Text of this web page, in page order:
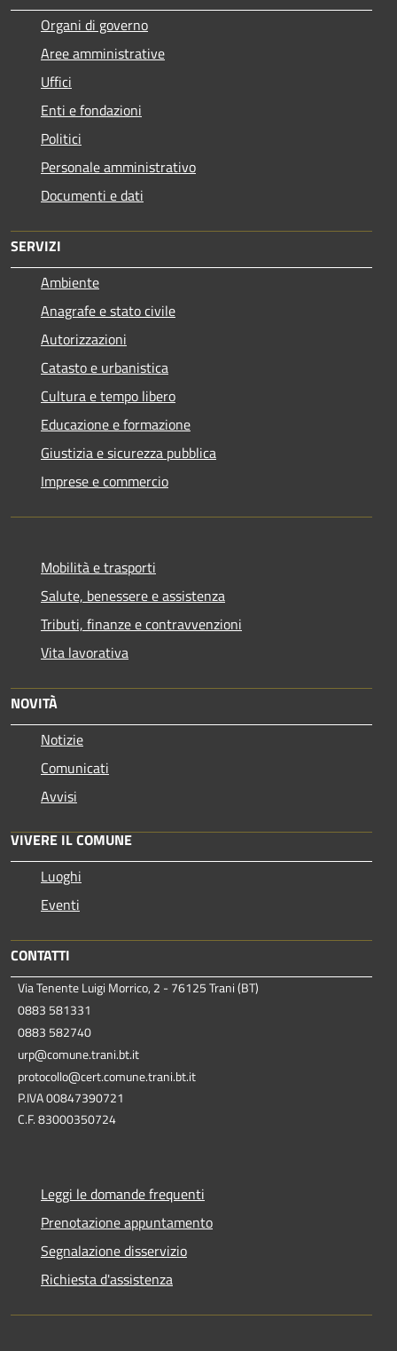
Organi di governo
Aree amministrative
Uffici
Enti e fondazioni
Politici
Personale amministrativo
Documenti e dati
SERVIZI
Ambiente
Anagrafe e stato civile
Autorizzazioni
Catasto e urbanistica
Cultura e tempo libero
Educazione e formazione
Giustizia e sicurezza pubblica
Imprese e commercio
Mobilità e trasporti
Salute, benessere e assistenza
Tributi, finanze e contravvenzioni
Vita lavorativa
NOVITÀ
Notizie
Comunicati
Avvisi
VIVERE IL COMUNE
Luoghi
Eventi
CONTATTI
Via Tenente Luigi Morrico, 2 - 76125 Trani (BT)
0883 581331
0883 582740
urp@comune.trani.bt.it
protocollo@cert.comune.trani.bt.it
P.IVA 00847390721
C.F. 83000350724
Leggi le domande frequenti
Prenotazione appuntamento
Segnalazione disservizio
Richiesta d'assistenza